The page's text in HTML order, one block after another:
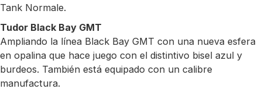
Tank Normale.
Tudor Black Bay GMT
Ampliando la línea Black Bay GMT con una nueva esfera
en opalina que hace juego con el distintivo bisel azul y
burdeos. También está equipado con un calibre
manufactura.